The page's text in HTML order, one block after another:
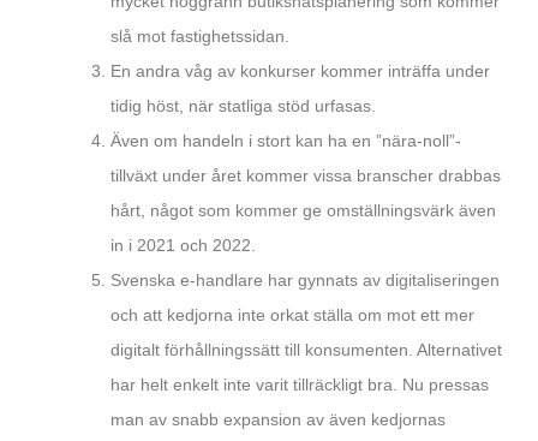
slå mot fastighetssidan.
En andra våg av konkurser kommer inträffa under
tidig höst, när statliga stöd urfasas.
Även om handeln i stort kan ha en ”nära-noll”-
tillväxt under året kommer vissa branscher drabbas
hårt, något som kommer ge omställningsvärk även
in i 2021 och 2022.
Svenska e-handlare har gynnats av digitaliseringen
och att kedjorna inte orkat ställa om mot ett mer
digitalt förhållningssätt till konsumenten. Alternativet
har helt enkelt inte varit tillräckligt bra. Nu pressas
man av snabb expansion av även kedjornas